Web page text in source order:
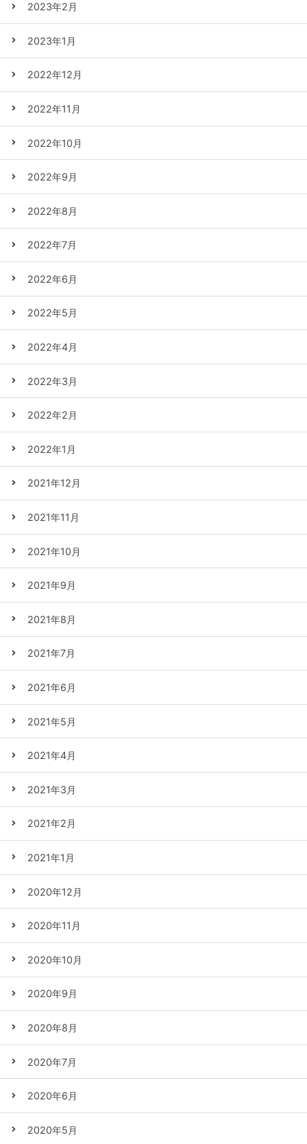
2023年2月
2023年1月
2022年12月
2022年11月
2022年10月
2022年9月
2022年8月
2022年7月
2022年6月
2022年5月
2022年4月
2022年3月
2022年2月
2022年1月
2021年12月
2021年11月
2021年10月
2021年9月
2021年8月
2021年7月
2021年6月
2021年5月
2021年4月
2021年3月
2021年2月
2021年1月
2020年12月
2020年11月
2020年10月
2020年9月
2020年8月
2020年7月
2020年6月
2020年5月